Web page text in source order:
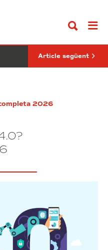
a
Empreses
Article següent
2026
Industrial: